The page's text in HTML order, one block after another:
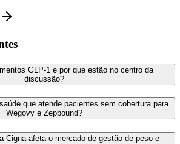
GLP‑1 e por que estão no centro da
discussão?
que atende pacientes sem cobertura para
Wegovy e Zepbound?
Cigna afeta o mercado de gestão de peso e